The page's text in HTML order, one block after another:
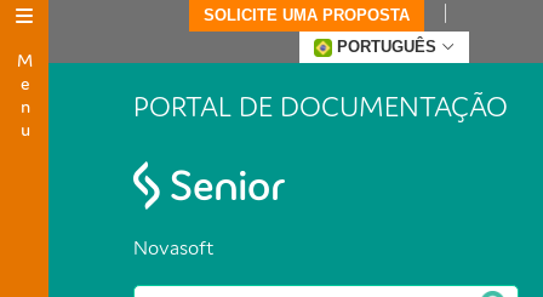
Menu
SOLICITE UMA PROPOSTA
PORTUGUÊS
PORTAL DE DOCUMENTAÇÃO
Novasoft